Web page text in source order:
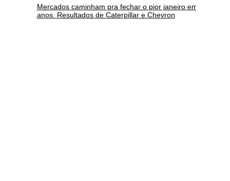
Mercados caminham pra fechar o pior janeiro em
anos. Resultados de Caterpillar e Chevron